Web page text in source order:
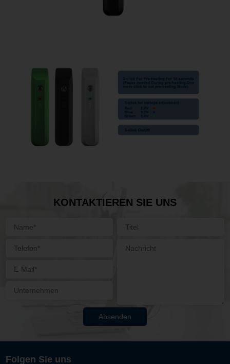
KONTAKTIEREN SIE UNS
Absenden
Folgen Sie uns